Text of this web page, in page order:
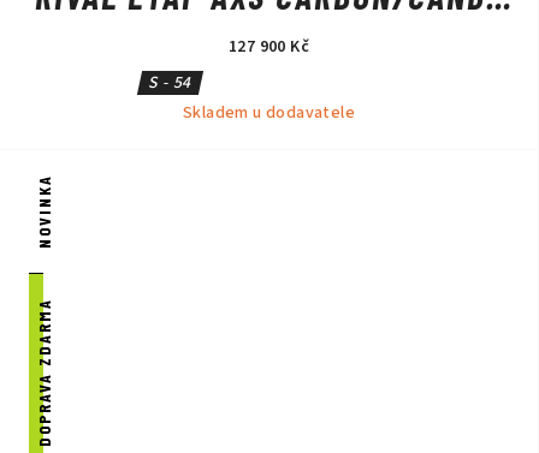
RED METALLIC/SILVER
127 900 Kč
S - 54
Skladem u dodavatele
NOVINKA
DOPRAVA ZDARMA